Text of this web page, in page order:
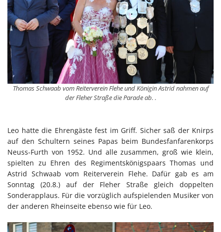
Thomas Schwaab vom Reiterverein Flehe und Königin Astrid nahmen auf
der Fleher Straße die Parade ab. .
Leo hatte die Ehrengäste fest im Griff. Sicher saß der Knirps
auf den Schultern seines Papas beim Bundesfanfarenkorps
Neuss-Furth von 1952. Und alle zusammen, groß wie klein,
spielten zu Ehren des Regimentskönigspaars Thomas und
Astrid Schwaab vom Reiterverein Flehe. Dafür gab es am
Sonntag (20.8.) auf der Fleher Straße gleich doppelten
Sonderapplaus. Für die vorzüglich aufspielenden Musiker von
der anderen Rheinseite ebenso wie für Leo.